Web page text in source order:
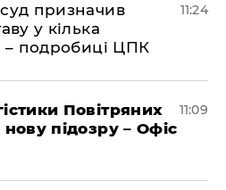
призначив
у кілька
– подробиці ЦПК
11:24
Повітряних
підозру – Офіс
11:09